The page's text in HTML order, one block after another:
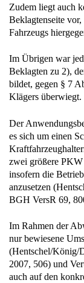
Zudem liegt auch
Beklagtenseite vor,
Fahrzeugs
Im Übrigen war
Beklagten zu 2),
bildet, gegen § 7
Klägers überwiegt.
Der
es sich um einen
zwei größere
insofern die
anzusetzen
BGH VersR 69,
Im Rahmen der
nur bewiesene
(Hentschel/König/
2007, 506) und
auch auf den